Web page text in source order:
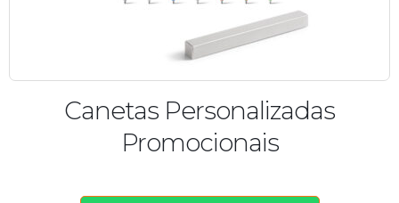
Canetas Personalizadas
Promocionais